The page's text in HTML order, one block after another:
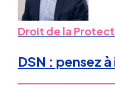
Droit de la
DSN : pensez